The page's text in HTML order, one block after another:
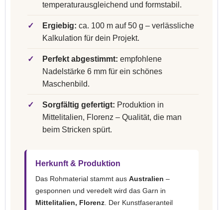
temperaturausgleichend und formstabil.
✓ Ergiebig: ca. 100 m auf 50 g – verlässliche
Kalkulation für dein Projekt.
✓ Perfekt abgestimmt: empfohlene
Nadelstärke 6 mm für ein schönes
Maschenbild.
✓ Sorgfältig gefertigt: Produktion in
Mittelitalien, Florenz – Qualität, die man
beim Stricken spürt.
Herkunft & Produktion
Das Rohmaterial stammt aus Australien –
gesponnen und veredelt wird das Garn in
Mittelitalien, Florenz . Der Kunstfaseranteil